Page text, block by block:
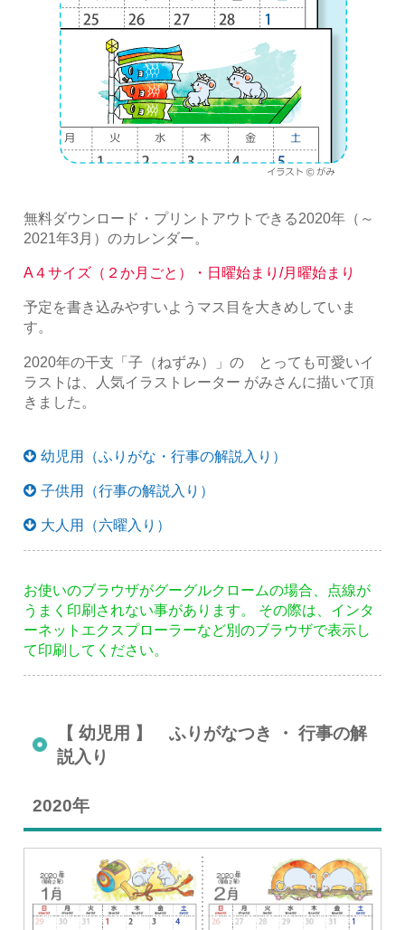
無料ダウンロード・プリントアウトできる2020年（～
2021年3月）のカレンダー。
A４サイズ（２か月ごと）・日曜始まり/月曜始まり
予定を書き込みやすいようマス目を大きめしていま
す。
2020年の干支「子（ねずみ）」の とっても可愛いイ
ラストは、人気イラストレーター がみさんに描いて頂
きました。
幼児用（ふりがな・行事の解説入り）
子供用（行事の解説入り）
大人用（六曜入り）
お使いのブラウザがグーグルクロームの場合、点線が
うまく印刷されない事があります。 その際は、インタ
ーネットエクスプローラーなど別のブラウザで表示し
て印刷してください。
【 幼児用 】 ふりがなつき ・ 行事の解
説入り
2020年